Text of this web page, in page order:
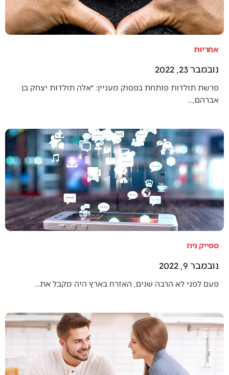
אחריות
נובמבר 23, 2022
פרשת תולדות פותחת בפסוק מעניין: ״אלה תולדות יצחק בן
אברהם,…
ספייק ניוז
נובמבר 9, 2022
פעם לפני לא הרבה שנים, האזרח בארץ היה מקבל את…